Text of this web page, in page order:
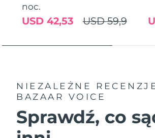
noc.
USD 59,9
USD 42,53
NIEZALEŻNE
BAZAAR VOICE
Sprawdź, co